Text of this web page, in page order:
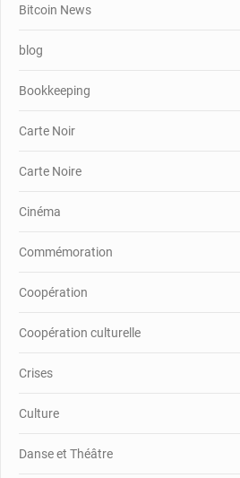
Bitcoin News
blog
Bookkeeping
Carte Noir
Carte Noire
Cinéma
Commémoration
Coopération
Coopération culturelle
Crises
Culture
Danse et Théâtre